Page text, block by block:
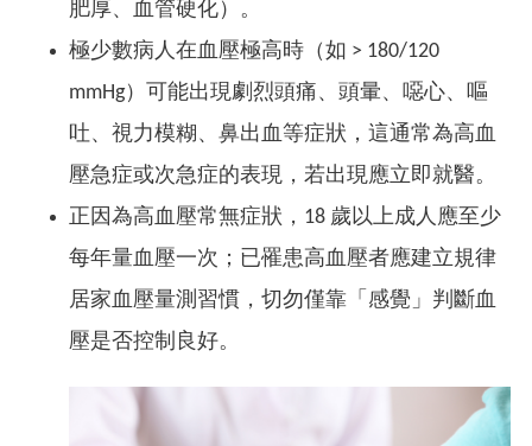
肥厚、血管硬化）。
極少數病人在血壓極高時（如 > 180/120
mmHg）可能出現劇烈頭痛、頭暈、噁心、嘔
吐、視力模糊、鼻出血等症狀，這通常為高血
壓急症或次急症的表現，若出現應立即就醫。
正因為高血壓常無症狀，18 歲以上成人應至少
每年量血壓一次；已罹患高血壓者應建立規律
居家血壓量測習慣，切勿僅靠「感覺」判斷血
壓是否控制良好。